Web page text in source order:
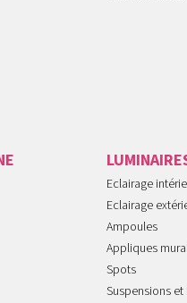
Eclairage
Eclairage
Ampoules
Appliques
Spots
Suspensions et